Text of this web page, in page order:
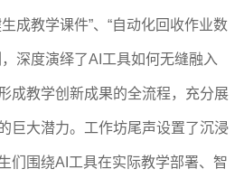
成教学课件”、“自动化回收作业数
深度演绎了AI 工具如何无缝融入
成教学创新成果的全流程，充分展
巨大潜力。 工作坊尾声设置了沉浸
们围绕AI 工具在实际教学部署、智